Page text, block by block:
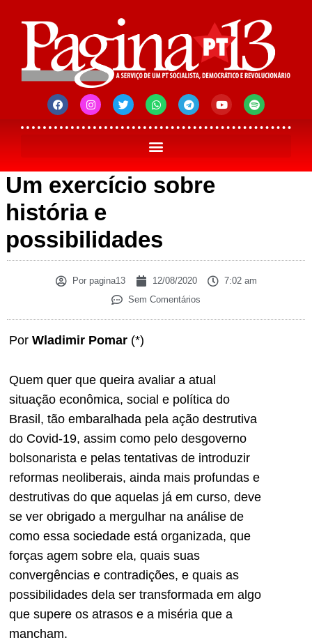
Um exercício sobre
história e
possibilidades
Porpagina13 12/08/2020
7:02 am
Sem Comentários
Por Wladimir Pomar (*)
Quem quer que queira avaliar a atual
situação econômica, social e política do
Brasil, tão embaralhada pela ação destrutiva
do Covid-19, assim como pelo desgoverno
bolsonarista e pelas tentativas de introduzir
reformas neoliberais, ainda mais profundas e
destrutivas do que aquelas já em curso, deve
se ver obrigado a mergulhar na análise de
como essa sociedade está organizada, que
forças agem sobre ela, quais suas
convergências e contradições, e quais as
possibilidades dela ser transformada em algo
que supere os atrasos e a miséria que a
mancham.